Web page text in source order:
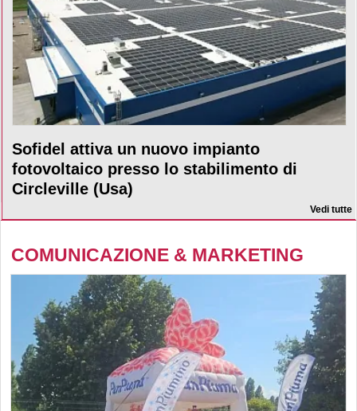
Sofidel attiva un nuovo impianto
fotovoltaico presso lo stabilimento di
Circleville (Usa)
Vedi tutte
COMUNICAZIONE & MARKETING